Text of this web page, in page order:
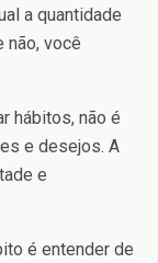
a quantidade
não, você
hábitos, não é
e desejos. A
e
é entender de